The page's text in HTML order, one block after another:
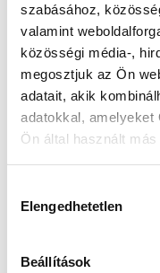
szabásához,
valamint
közösségi média-,
megosztjuk az Ön
adatait, akik
adatokkal, amelyeket
Ön által használt
kiválasztása
Elengedhetetlen
Beállítások
loadingwww.bicapp.hu